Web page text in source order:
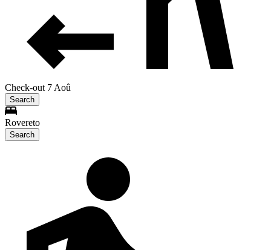
Check-out 7 Aoû
Search
Rovereto
Search